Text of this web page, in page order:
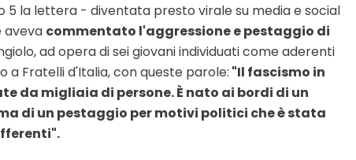
la lettera - diventata presto virale su media e social
aveva commentato l'aggressione e pestaggio di
ad opera di sei giovani individuati come aderenti
a Fratelli d'Italia, con queste parole: "Il fascismo in
da migliaia di persone. È nato ai bordi di un
di un pestaggio per motivi politici che è stata